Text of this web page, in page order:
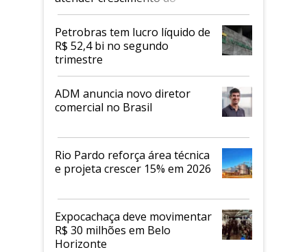
mercado de alimentos
proteicos
Petrobras tem lucro líquido de
R$ 52,4 bi no segundo
trimestre
ADM anuncia novo diretor
comercial no Brasil
Rio Pardo reforça área técnica
e projeta crescer 15% em 2026
Expocachaça deve movimentar
R$ 30 milhões em Belo
Horizonte